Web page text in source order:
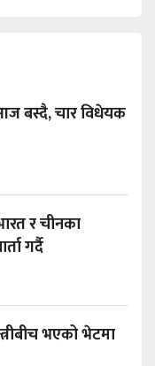
बस्दै, चार विधेयक
र चीनका
गर्दै
भएको भेटमा